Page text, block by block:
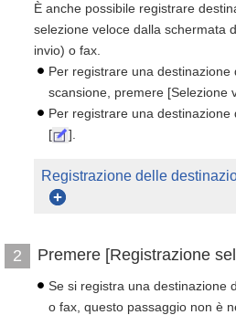
È anche possibile registrare
selezione veloce dalla schermata
invio) o fax.
Per registrare una destinazione
scansione, premere [Selezione
Per registrare una
[
].
Registrazione delle
2 Premere [Registrazione
Se si registra una destinazione
o fax, questo passaggio non è